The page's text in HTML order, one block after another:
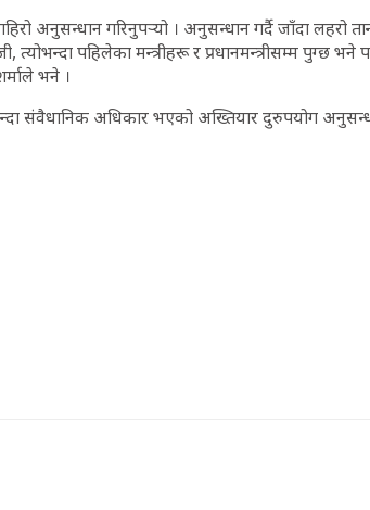
अनुसन्धान गरिनुपर्‍यो । अनुसन्धान गर्दै जाँदा लहरो
त्योभन्दा पहिलेका मन्त्रीहरू र प्रधानमन्त्रीसम्म पुग्छ
भने ।
संवैधानिक अधिकार भएको अख्तियार दुरुपयोग